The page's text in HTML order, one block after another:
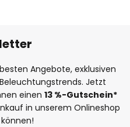
Angebote, exklusiven
Jetzt
einen 13 %-Gutschein*
in unserem Onlineshop